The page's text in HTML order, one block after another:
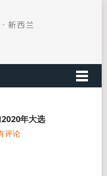
年大选
评论